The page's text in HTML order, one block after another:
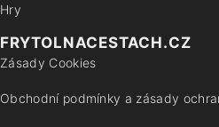
Hry
FRYTOLNACESTACH.CZ
Zásady Cookies
Obchodní podmínky a zásady